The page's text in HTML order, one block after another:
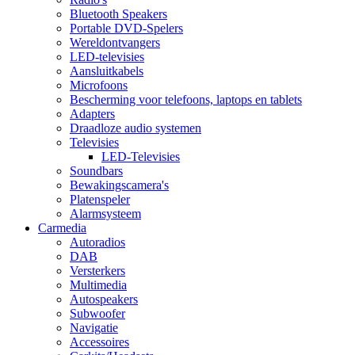
Bluetooth Speakers
Portable DVD-Spelers
Wereldontvangers
LED-televisies
Aansluitkabels
Microfoons
Bescherming voor telefoons, laptops en tablets
Adapters
Draadloze audio systemen
Televisies
LED-Televisies
Soundbars
Bewakingscamera's
Platenspeler
Alarmsysteem
Carmedia
Autoradios
DAB
Versterkers
Multimedia
Autospeakers
Subwoofer
Navigatie
Accessoires